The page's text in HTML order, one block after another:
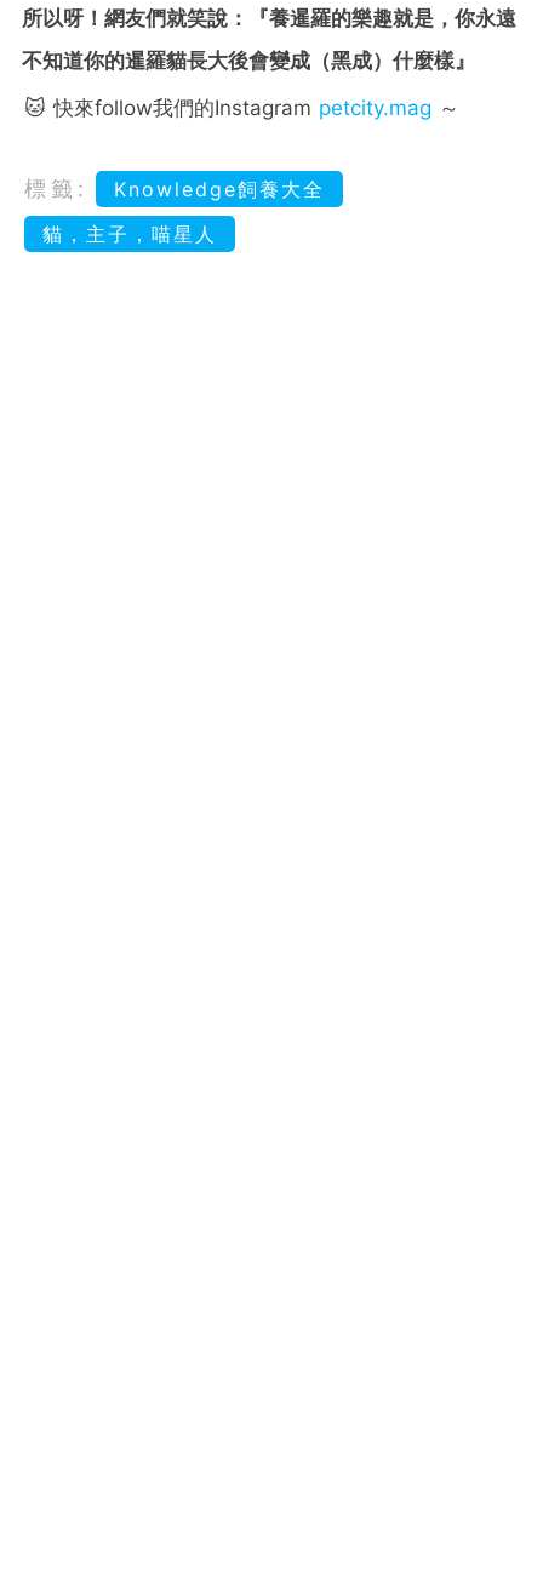
所以呀！網友們就笑說：『養暹羅的樂趣就是，你永遠
不知道你的暹羅貓長大後會變成（黑成）什麼樣』
🐱 快來follow我們的Instagram petcity.mag ～
標籤:
Knowledge飼養大全
貓，主子，喵星人